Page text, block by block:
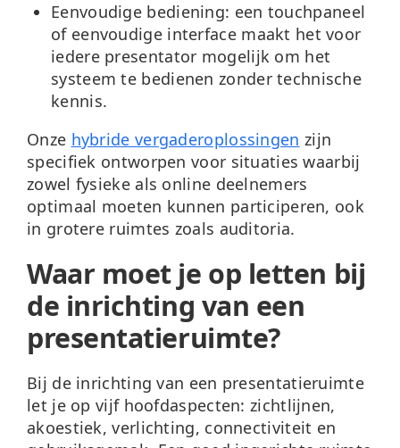
Eenvoudige bediening: een touchpaneel
of eenvoudige interface maakt het voor
iedere presentator mogelijk om het
systeem te bedienen zonder technische
kennis.
Onze hybride vergaderoplossingen zijn
specifiek ontworpen voor situaties waarbij
zowel fysieke als online deelnemers
optimaal moeten kunnen participeren, ook
in grotere ruimtes zoals auditoria.
Waar moet je op letten bij
de inrichting van een
presentatieruimte?
Bij de inrichting van een presentatieruimte
let je op vijf hoofdaspecten: zichtlijnen,
akoestiek, verlichting, connectiviteit en